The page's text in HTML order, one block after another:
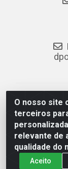
O nosso site
terceiros
relevante de
qualidade do
Aceito
Jaboatão